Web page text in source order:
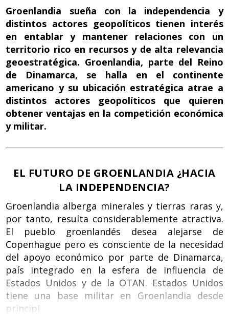
e
b
o
o
k
k
e
dI
n
at
s
A
p
p
d
di
t
t
Groenlandia sueña con la independencia y
distintos actores geopolíticos tienen interés
en entablar y mantener relaciones con un
territorio rico en recursos y de alta relevancia
geoestratégica. Groenlandia, parte del Reino
de Dinamarca, se halla en el continente
americano y su ubicación estratégica atrae a
distintos actores geopolíticos que quieren
obtener ventajas en la competición económica
y militar.
EL FUTURO DE GROENLANDIA ¿HACIA
LA INDEPENDENCIA?
Groenlandia alberga minerales y tierras raras y,
por tanto, resulta considerablemente atractiva.
El pueblo groenlandés desea alejarse de
Copenhague pero es consciente de la necesidad
del apoyo económico por parte de Dinamarca,
país integrado en la esfera de influencia de
Estados Unidos y de la OTAN. Estados Unidos
tiene una base militar en Groenlandia desde
principi